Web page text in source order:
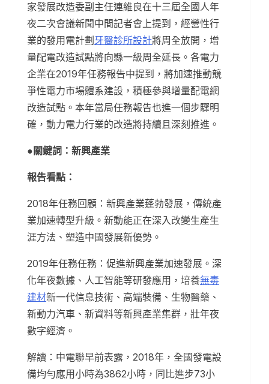
家發展改造委副主任連維良在十三屆全國人年
夜二次會議新聞中間記者會上提到，經營性行
業的發用電計劃 牙醫診所設計將周全放開，增
量配電改造試點將向縣一級周全延長。各電力
企業在2019年任務報告中提到，將加速推動競
爭性電力市場體系建設，積極參與增量配電網
改造試點。本年當局任務報告也進一個步驟明
確，動力電力行業的改造將持續且深刻推進。
●關鍵詞：新興產業
報告看點：
2018年任務回顧：新興產業蓬勃發展，傳統產
業加速轉型升級。新動能正在深入改變生產生
涯方法、塑造中國發展新優勢。
2019年任務任務：促進新興產業加速發展。深
化年夜數據、人工智能等研發應用，培養無毒
建材新一代信息技術、高端裝備、生物醫藥、
新動力汽車、新資料等新興產業集群，壯年夜
數字經濟。
解讀：中電聯早前表露，2018年，全國發電設
備均勻應用小時為3862小時，同比進步73小